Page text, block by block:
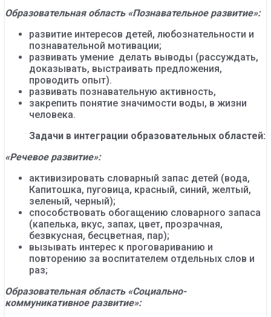
Образовательная область «Познавательное развитие»:
развитие интересов детей, любознательности и
познавательной мотивации;
развивать умение делать выводы (рассуждать,
доказывать, выстраивать предложения,
проводить опыт).
развивать познавательную активность,
закрепить понятие значимости воды, в жизни
человека.
Задачи в интеграции образовательных областей:
«Речевое развитие»:
активизировать словарный запас детей (вода,
Капитошка, пуговица, красный, синий, желтый,
зеленый, черный);
способствовать обогащению словарного запаса
(капелька, вкус, запах, цвет, прозрачная,
безвкусная, бесцветная, пар);
вызывать интерес к проговариванию и
повторению за воспитателем отдельных слов и
раз;
Образовательная область «Социально-
коммуникативное развитие»: